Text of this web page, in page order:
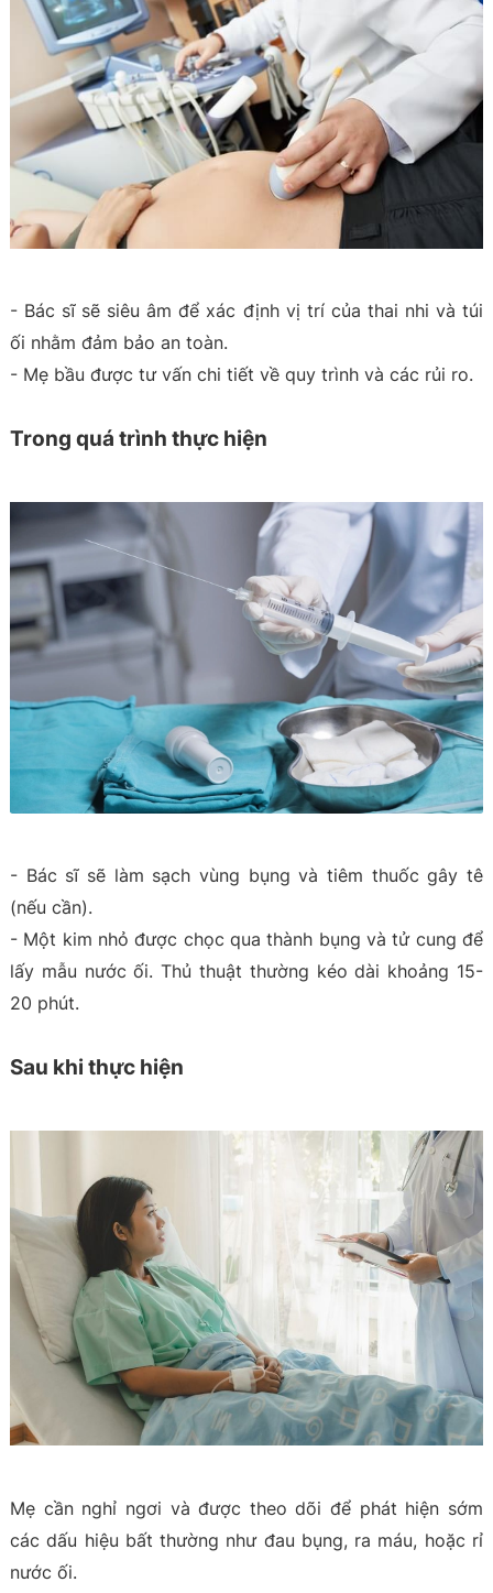
- Bác sĩ sẽ siêu âm để xác định vị trí của thai nhi và túi
ối nhằm đảm bảo an toàn.
- Mẹ bầu được tư vấn chi tiết về quy trình và các rủi ro.
Trong quá trình thực hiện
- Bác sĩ sẽ làm sạch vùng bụng và tiêm thuốc gây tê
(nếu cần).
- Một kim nhỏ được chọc qua thành bụng và tử cung để
lấy mẫu nước ối. Thủ thuật thường kéo dài khoảng 15-
20 phút.
Sau khi thực hiện
Mẹ cần nghỉ ngơi và được theo dõi để phát hiện sớm
các dấu hiệu bất thường như đau bụng, ra máu, hoặc rỉ
nước ối.